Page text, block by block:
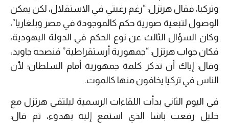
وتركيا، فقال هرتزل: “رغم رغبتي في الاستقلال، لكن يمكن
الوصول لتبعية صورية حكم كالموجودة في مصر وبلغاريا”،
وكان السؤال الثالث عن نوع الحكم في الدولة اليهودية،
فكان جواب هرتزل: “جمهورية أرستقراطية” فنصحه جاويد،
وقال: إياك أن تذكر كلمة جمهورية أمام السلطان؛ لأن
الناس في تركيا يخافون منها كالموت.
في اليوم الثاني بدأت اللقاءات الرسمية ليلتقي هرتزل مع
خليل رفعت باشا الذي استمع إليه بهدوء، ثم قال: